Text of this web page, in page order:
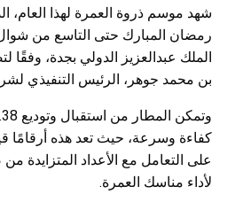
شهد موسم ذروة العمرة لهذا العام،
رمضان المبارك حتى التاسع من شوال،
الملك عبدالعزيز الدولي بجدة،
بن محمد جوهر، الرئيس التنفيذي
كفاءة وسرعة، حيث تعد هذه أرقامًا
على التعامل مع الأعداد المتزايدة
لأداء مناسك العمرة.